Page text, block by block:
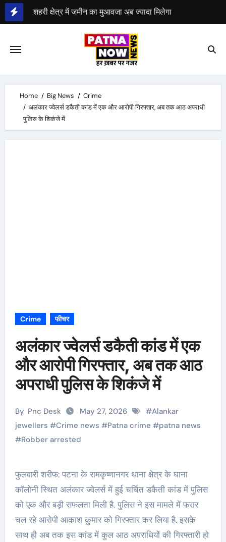
Skip
to
शहरी क्षेत्र में जमीन का मुआवजा अब ज्यादा मिलेगा
बाजार या सर्किल रेट, जो अधिक होगा, उसकी दोगुनी राशि मिलेगी
बिहार कैबिनेट ने 27 एजेंडों पर लगाई मुहर
Home Big News
Crime
अलंकार ज्वेलर्स डकैती कांड में एक और आरोपी गिरफ्तार, अब तक आठ अपराधी
पुलिस के शिकंजे में
Crime फीचर
अलंकार ज्वेलर्स डकैती कांड में एक
और आरोपी गिरफ्तार, अब तक आठ
अपराधी पुलिस के शिकंजे में
By Pnc Desk May 27, 2026 #Alankar
jewellers #Crime news #Patna crime #patna news
#Robber arrested
फुलवारी शरीफ: पटना के रामकृष्णानगर थाना क्षेत्र के घाना
कॉलोनी स्थित अलंकार ज्वेलर्स में हुई चर्चित डकैती कांड में पुलिस
को एक और बड़ी सफलता मिली है. पुलिस ने इस मामले में फरार
चल रहे आरोपी आकाश कुमार को गिरफ्तार कर लिया है. इसके
साथ ही अब तक इस कांड में कुल आठ अपराधियों की गिरफ्तारी हो